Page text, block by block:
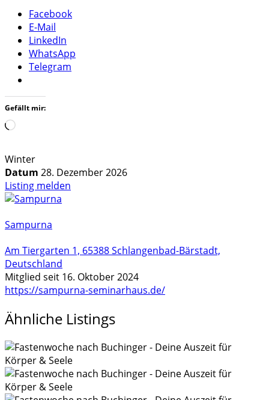
Facebook
E-Mail
LinkedIn
WhatsApp
Telegram
Gefällt mir:
Wird
Winter
Datum 28. Dezember 2026
Listing melden
Sampurna
Am Tiergarten 1, 65388 Schlangenbad-Bärstadt,
Deutschland
Mitglied seit 16. Oktober 2024
https://sampurna-seminarhaus.de/
Ähnliche Listings